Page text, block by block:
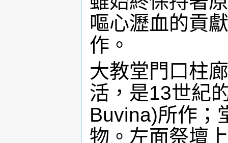
嘔心瀝血的貢
作。
大教堂門口柱
活，是13世紀
Buvina)所作；
物。左面祭壇